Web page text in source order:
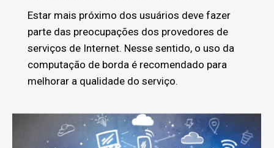
Estar mais próximo dos usuários deve fazer
parte das preocupações dos provedores de
serviços de Internet. Nesse sentido, o uso da
computação de borda é recomendado para
melhorar a qualidade do serviço.